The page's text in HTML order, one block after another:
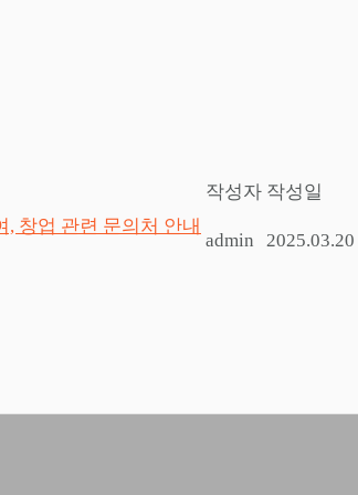
작성자 작성일
창업 관련 문의처 안내
admin 2025.03.20